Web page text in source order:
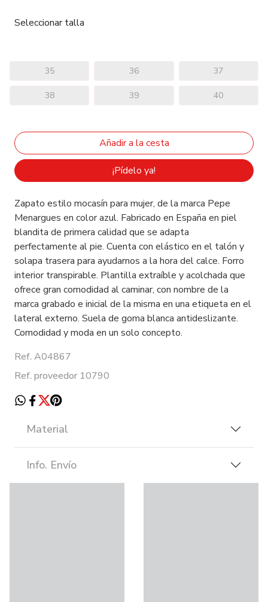
Seleccionar talla
35 36 37
38 39 40
¡Pídelo ya!
Zapato estilo mocasín para mujer, de la marca Pepe
Menargues en color azul. Fabricado en España en piel
blandita de primera calidad que se adapta
perfectamente al pie. Cuenta con elástico en el talón y
solapa trasera para ayudarnos a la hora del calce. Forro
interior transpirable. Plantilla extraíble y acolchada que
ofrece gran comodidad al caminar, con nombre de la
marca grabado e inicial de la misma en una etiqueta en el
lateral externo. Suela de goma blanca antideslizante.
Comodidad y moda en un solo concepto.
Ref. A04867
Ref. proveedor 10790
Material
Info. Envío